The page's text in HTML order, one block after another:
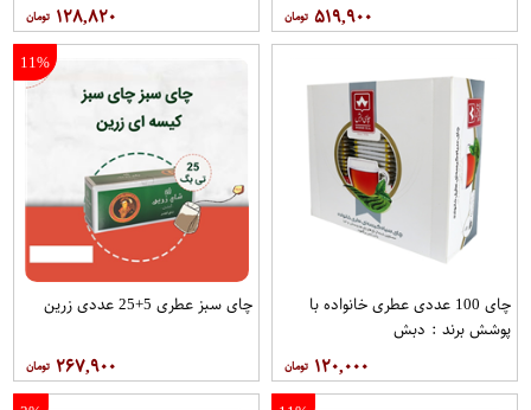
۵۱۹,۹۰۰ ۱۲۸,۸۲۰
چای 100 عددی عطری خانواده با
پوشش برند : دبش
۱۲۰,۰۰۰
11%
چای سبز عطری 5+25 عددی زرین
۲۶۷,۹۰۰